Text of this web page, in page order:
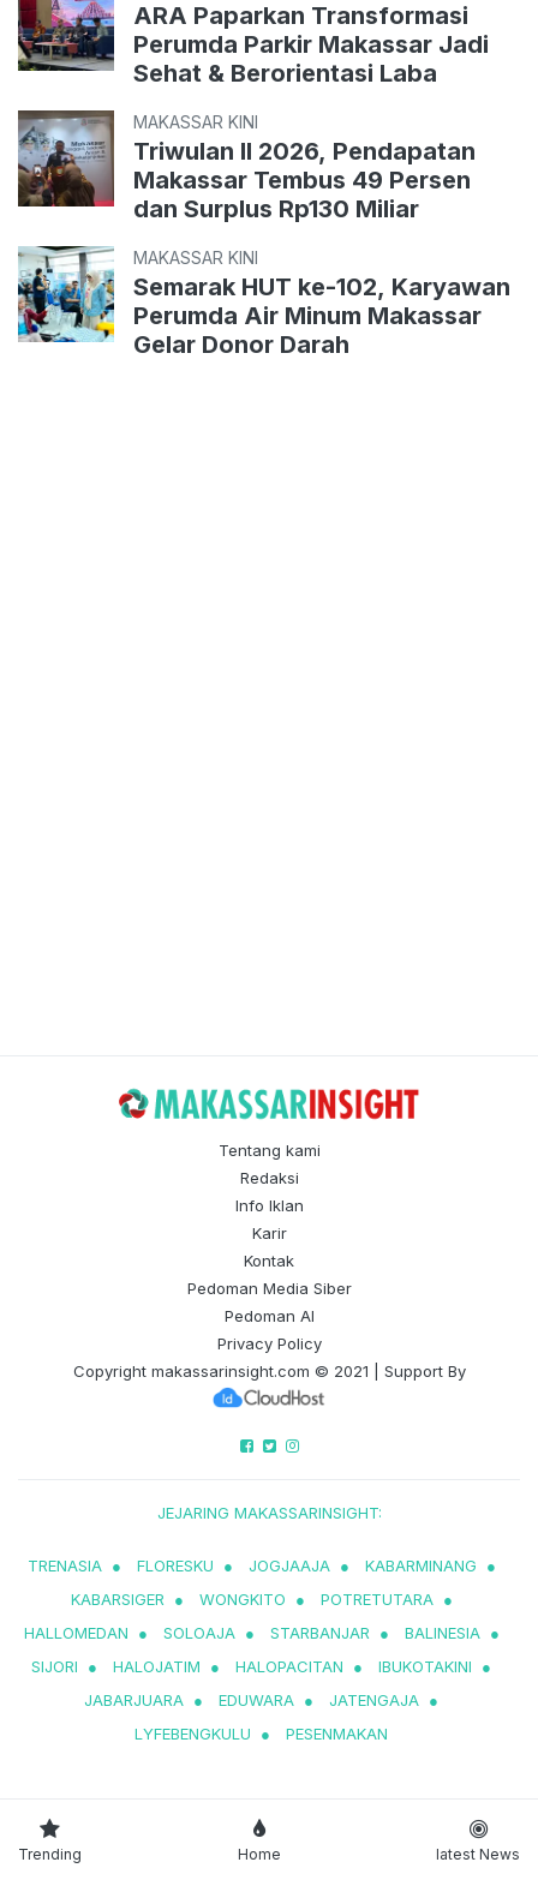
ARA Paparkan Transformasi
Perumda Parkir Makassar Jadi
Sehat & Berorientasi Laba
MAKASSAR KINI
Triwulan II 2026, Pendapatan
Makassar Tembus 49 Persen
dan Surplus Rp130 Miliar
MAKASSAR KINI
Semarak HUT ke-102, Karyawan
Perumda Air Minum Makassar
Gelar Donor Darah
Tentang kami
Redaksi
Info Iklan
Karir
Kontak
Pedoman Media Siber
Pedoman AI
Privacy Policy
Copyright makassarinsight.com © 2021 | Support By
JEJARING MAKASSARINSIGHT:
TRENASIA ● FLORESKU ● JOGJAAJA ● KABARMINANG
●
KABARSIGER
● WONGKITO ● POTRETUTARA ●
HALLOMEDAN
● SOLOAJA ● STARBANJAR ● BALINESIA ●
SIJORI
● HALOJATIM ● HALOPACITAN ● IBUKOTAKINI
●
JABARJUARA ● EDUWARA ● JATENGAJA ●
LYFEBENGKULU
● PESENMAKAN
Trending Home latest News